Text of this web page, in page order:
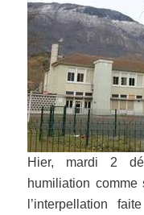
Hier, mardi 2
humiliation
l’interpellation